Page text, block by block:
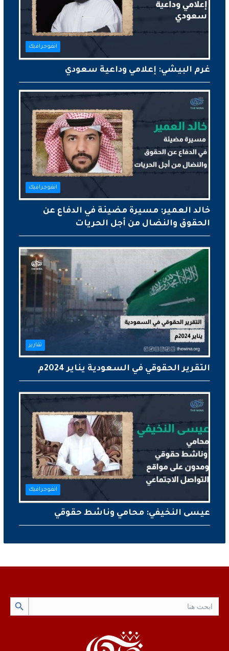
انفوجرافيك
غرم البيشي: إعلامي وداعية سعودي
انفوجرافيك
خالد العمير: مسيرة مضيئة في الدفاع عن
الحقوق والنضال من أجل الحريات
تقارير
التقرير الحقوقي في السعودية يناير 2024م
انفوجرافيك
عيسى النخيفي: محامي وناشط حقوقي
Search Button